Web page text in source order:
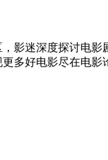
影迷深度探讨电
多好电影尽在电影